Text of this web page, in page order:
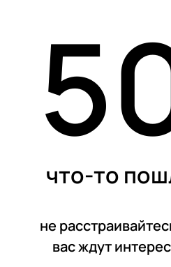
что-то
не
вас ждут